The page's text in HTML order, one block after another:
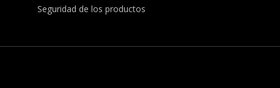
Seguridad de los productos